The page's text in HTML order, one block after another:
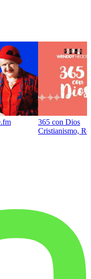
365 con Dios
Cristianismo,